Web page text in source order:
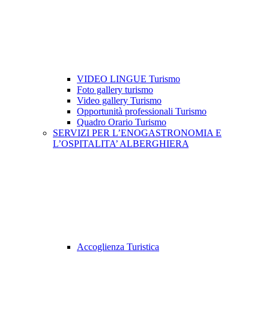
VIDEO LINGUE Turismo
Foto gallery turismo
Video gallery Turismo
Opportunità professionali Turismo
Quadro Orario Turismo
SERVIZI PER L’ENOGASTRONOMIA E
L’OSPITALITA’ ALBERGHIERA
Accoglienza Turistica